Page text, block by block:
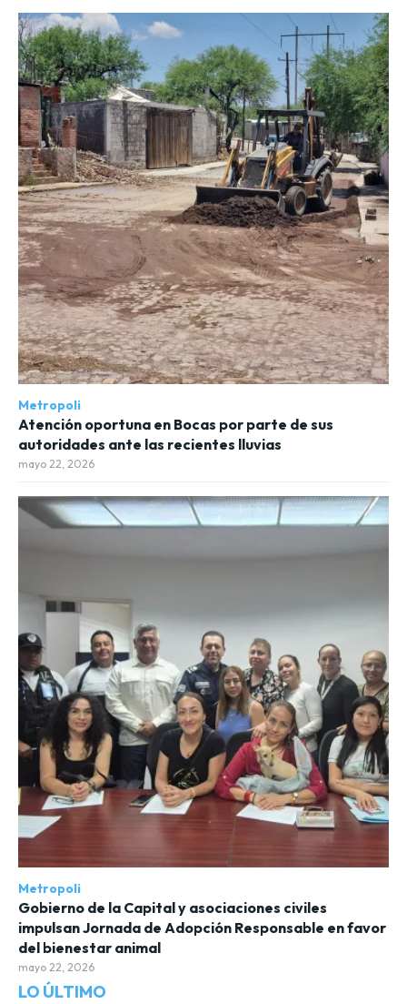
LO ÚLTIMO
Metropoli
Atención oportuna en Bocas por parte de sus
autoridades ante las recientes lluvias
mayo 22, 2026
Metropoli
Gobierno de la Capital y asociaciones civiles
impulsan Jornada de Adopción Responsable en favor
del bienestar animal
mayo 22, 2026